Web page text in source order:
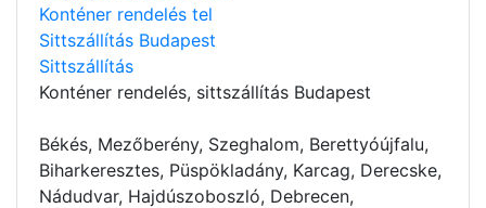
Konténer rendelés tel
Sittszállítás Budapest
Sittszállítás
Konténer rendelés, sittszállítás Budapest
Békés, Mezőberény, Szeghalom, Berettyóújfalu,
Biharkeresztes, Püspökladány, Karcag, Derecske,
Nádudvar, Hajdúszoboszló, Debrecen,